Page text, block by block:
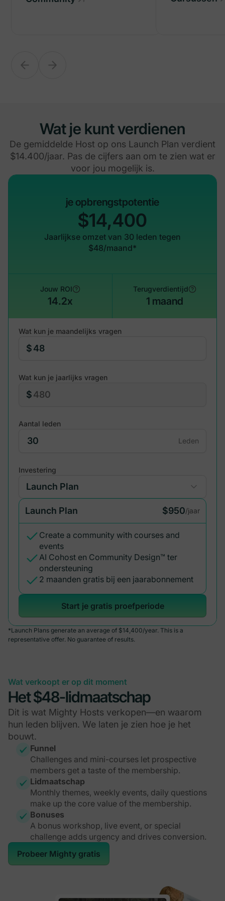
Wat je kunt verdienen
De gemiddelde Host op ons Launch Plan verdient
$14.400/jaar. Pas de cijfers aan om te zien wat er
voor jou mogelijk is.
je opbrengstpotentie
$14,400
Jaarlijkse omzet van 30 leden tegen
$48/maand*
Jouw ROI
14.2x
Terugverdientijd
1 maand
Wat kun je maandelijks vragen
$
Wat kun je jaarlijks vragen
$
Aantal leden
Leden
Investering
Launch Plan $950/jaar
Create a community with courses and
events
AI Cohost en Community Design™ ter
ondersteuning
2 maanden gratis bij een jaarabonnement
Start je gratis proefperiode
*Launch Plans generate an average of $14,400/year. This is a
representative offer. No guarantee of results.
Wat verkoopt er op dit moment
Het $48-lidmaatschap
Dit is wat Mighty Hosts verkopen—en waarom
hun leden blijven. We laten je zien hoe je het
bouwt.
Funnel
Challenges and mini-courses let prospective
members get a taste of the membership.
Lidmaatschap
Monthly themes, weekly events, daily questions
make up the core value of the membership.
Bonuses
A bonus workshop, live event, or special
challenge adds urgency and drives conversion.
Probeer Mighty gratis